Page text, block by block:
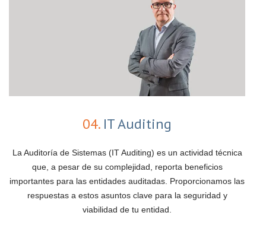
04.IT Auditing
La Auditoría de Sistemas (IT Auditing) es un actividad técnica
que, a pesar de su complejidad, reporta beneficios
importantes para las entidades auditadas. Proporcionamos las
respuestas a estos asuntos clave para la seguridad y
viabilidad de tu entidad.